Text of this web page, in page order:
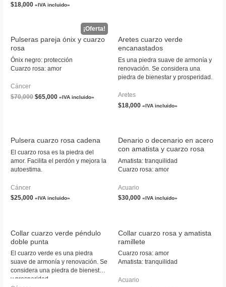
$18,000 «IVA incluido»
Pulseras pareja ónix y cuarzo
rosa
Ónix negro: protección
Cuarzo rosa: amor
Cáncer
$70,000 $65,000 «IVA incluido»
Aretes cuarzo verde
encanastados
Es una piedra suave de armonía y
renovación. Se considera una
piedra de bienestar y prosperidad.
Aretes
$18,000 «IVA incluido»
Pulsera cuarzo rosa cadena
El cuarzo rosa es la piedra del
amor. Facilita el perdón y mejora la
autoestima.
Cáncer
$25,000 «IVA incluido»
Denario o decenario en acero
con amatista y cuarzo rosa
Amatista: tranquilidad
Cuarzo rosa: amor
Acuario
$30,000 «IVA incluido»
Collar cuarzo verde péndulo
doble punta
El cuarzo verde es una piedra
suave de armonía y renovación. Se
considera una piedra de bienestar
y prosperidad.
Collar cuarzo rosa y amatista
ramillete
Cuarzo rosa: amor
Amatista: tranquilidad
Acuario